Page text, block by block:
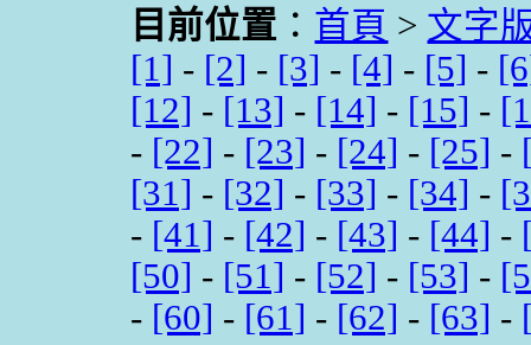
目前位置 ： 首頁 > 文字
[1] - [2] - [3] - [4] - [5] -
[12] - [13] - [14] - [15] -
- [22] - [23] - [24] - [25] -
[31] - [32] - [33] - [34] -
- [41] - [42] - [43] - [44] -
[50] - [51] - [52] - [53] -
- [60] - [61] - [62] - [63] -